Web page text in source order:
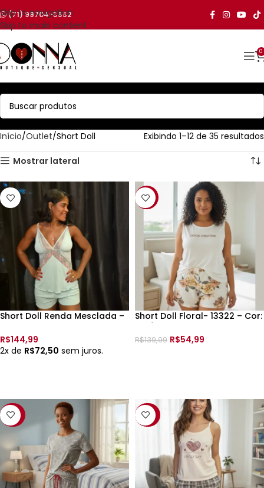
Skip to navigation
Skip to main content
(71) 99704-3552
0
Início Outlet Short Doll Exibindo 1–12 de 35 resultados
Mostrar lateral
Short Doll Renda Mesclada –
R$144,99
2x de R$72,50 sem juros.
-61%
Short Doll Floral- 13322 – Cor:
R$139,99 R$54,99
-57% -22%